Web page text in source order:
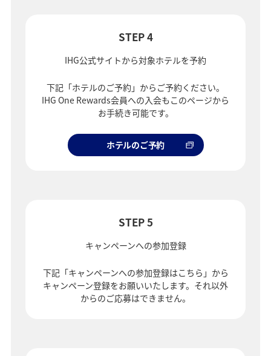
STEP 4
IHG公式サイトから対象ホテルを予約
下記「ホテルのご予約」からご予約ください。
IHG One Rewards会員への入会もこのページから
お手続き可能です。
ホテルのご予約
STEP 5
キャンペーンへの参加登録
下記「キャンペーンへの参加登録はこちら」から
キャンペーン登録をお願いいたします。それ以外
からのご応募はできません。